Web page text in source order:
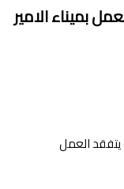
بميناء الامير